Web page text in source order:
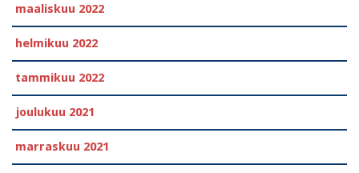
maaliskuu 2022
helmikuu 2022
tammikuu 2022
joulukuu 2021
marraskuu 2021